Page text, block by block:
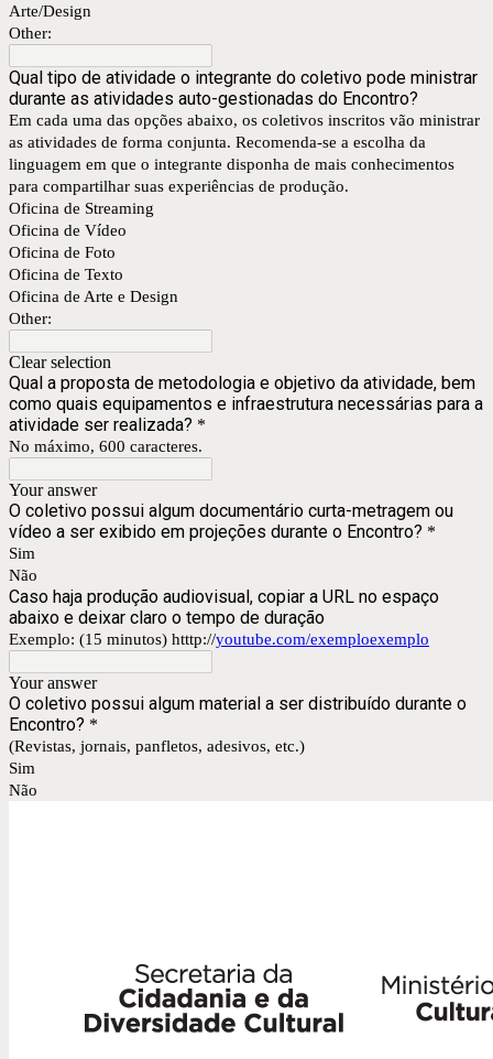
Arte/Design
Other:
Qual tipo de atividade o integrante do coletivo pode ministrar
durante as atividades auto-gestionadas do Encontro?
Em cada uma das opções abaixo, os coletivos inscritos vão ministrar
as atividades de forma conjunta. Recomenda-se a escolha da
linguagem em que o integrante disponha de mais conhecimentos
para compartilhar suas experiências de produção.
Oficina de Streaming
Oficina de Vídeo
Oficina de Foto
Oficina de Texto
Oficina de Arte e Design
Other:
Clear selection
Qual a proposta de metodologia e objetivo da atividade, bem
como quais equipamentos e infraestrutura necessárias para a
atividade ser realizada? *
No máximo, 600 caracteres.
Your answer
O coletivo possui algum documentário curta-metragem ou
vídeo a ser exibido em projeções durante o Encontro? *
Sim
Não
Caso haja produção audiovisual, copiar a URL no espaço
abaixo e deixar claro o tempo de duração
Exemplo: (15 minutos) htttp://youtube.com/exemploexemplo
Your answer
O coletivo possui algum material a ser distribuído durante o
Encontro? *
(Revistas, jornais, panfletos, adesivos, etc.)
Sim
Não